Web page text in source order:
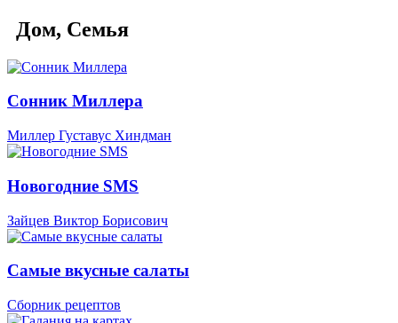
Дом, Семья
Сонник Миллера
Миллер Густавус Хиндман
Новогодние SMS
Зайцев Виктор Борисович
Самые вкусные салаты
Сборник рецептов